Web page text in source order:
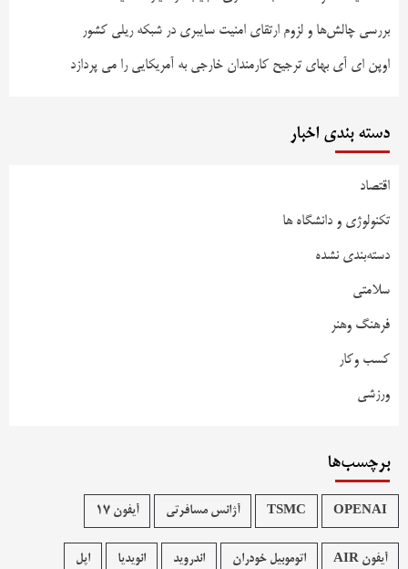
بررسی چالش‌ها و لزوم ارتقای امنیت سایبری در شبکه ریلی کشور
اوپن ای آی بهای ترجیح کارمندان خارجی به آمریکایی را می پردازد
دسته بندی اخبار
اقتصاد
تکنولوژی و دانشگاه ها
دسته‌بندی نشده
سلامتی
فرهنگ وهنر
کسب وکار
ورزشی
برچسب‌ها
OPENAI
TSMC آژانس مسافرتی آیفون 17
آیفون AIR اتوموبیل خودران اندروید انویدیا اپل